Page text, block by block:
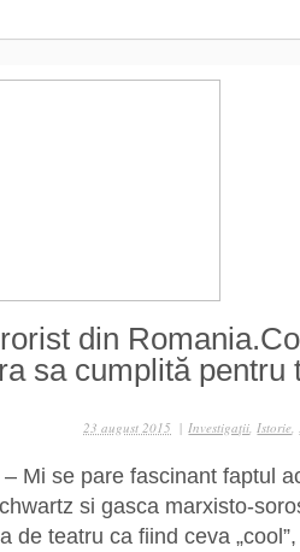
din
sa cumplită pentru
| Investigaţii,Istorie,
23 august 2015
Mi se pare fascinant faptul
si gasca marxisto-
de teatru ca fiind ceva